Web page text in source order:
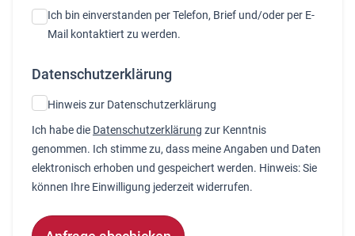
Ich bin einverstanden per Telefon, Brief und/oder per E-
Mail kontaktiert zu werden.
Datenschutzerklärung
Hinweis zur Datenschutzerklärung
Ich habe die Datenschutzerklärung zur Kenntnis
genommen. Ich stimme zu, dass meine Angaben und Daten
elektronisch erhoben und gespeichert werden. Hinweis: Sie
können Ihre Einwilligung jederzeit widerrufen.